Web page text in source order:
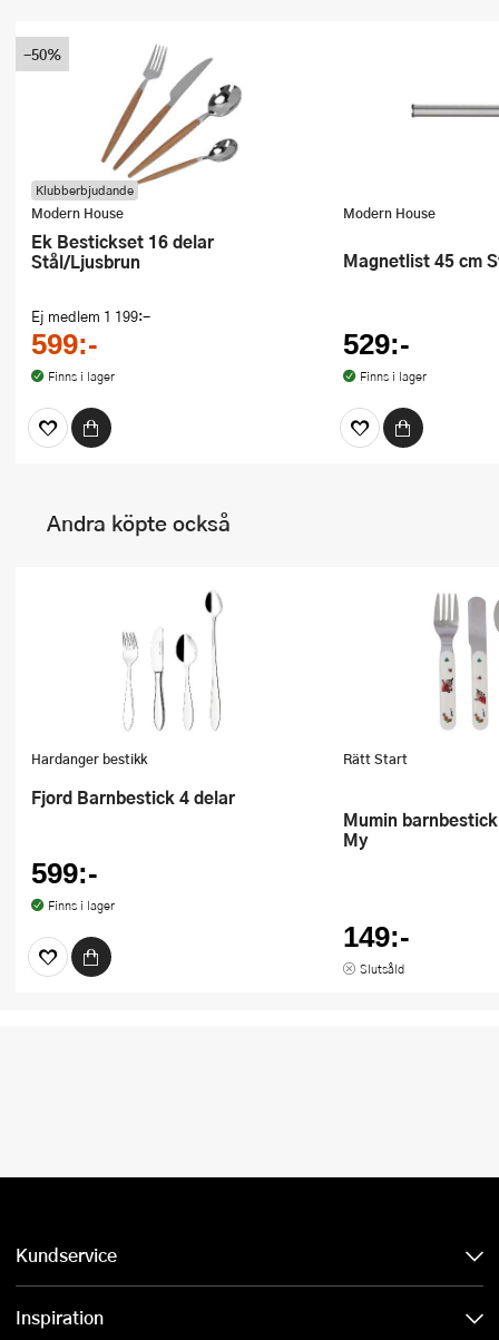
Klubberbjudande
Modern House
Ek Bestickset 16 delar
Stål/Ljusbrun
Ej medlem 1 199:-
599:-
Finns i lager
-50%
Modern House
Magnetlist 45 cm
529:-
Finns i lager
Andra köpte också
Hardanger bestikk
Fjord Barnbestick 4 delar
599:-
Finns i lager
Rätt Start
Mumin barnbestick 3 delar Lilla
My
149:-
Slutsåld
Kundservice
Inspiration